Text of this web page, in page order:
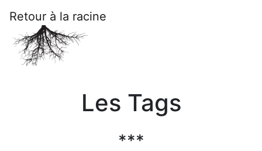
Retour à la racine
Les Tags
***